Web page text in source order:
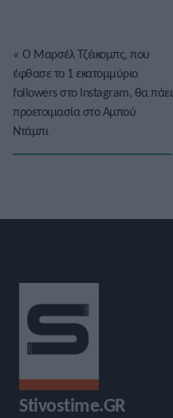
« Ο Μαρσέλ Τζέικομπς, που
έφθασε το 1 εκατομμύριο
followers στο Instagram, θα πάει
προετοιμασία στο Αμπού
Ντάμπι
Stivostime.GR